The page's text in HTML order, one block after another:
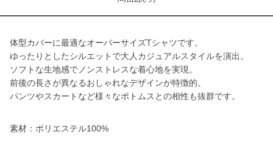
体型カバーに最適なオーバーサイズTシャツです。
ゆったりとしたシルエットで大人カジュアルスタイルを演出。
ソフトな生地感でノンストレスな着心地を実現。
前後の長さが異なるおしゃれなデザインが特徴的。
パンツやスカートなど様々なボトムスとの相性も抜群です。
素材：ポリエステル100%